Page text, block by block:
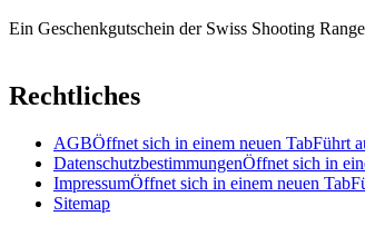
Ein Geschenkgutschein der Swiss Shooting
Rechtliches
AGBÖffnet sich in einem neuen TabFührt
DatenschutzbestimmungenÖffnet sich in
ImpressumÖffnet sich in einem neuen Tab
Sitemap